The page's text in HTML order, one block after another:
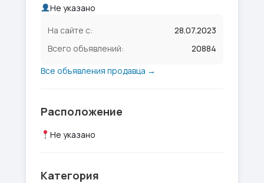
Не указано
На сайте с:
28.07.2023
Всего объявлений:
20884
Все объявления продавца →
Расположение
Не указано
Категория